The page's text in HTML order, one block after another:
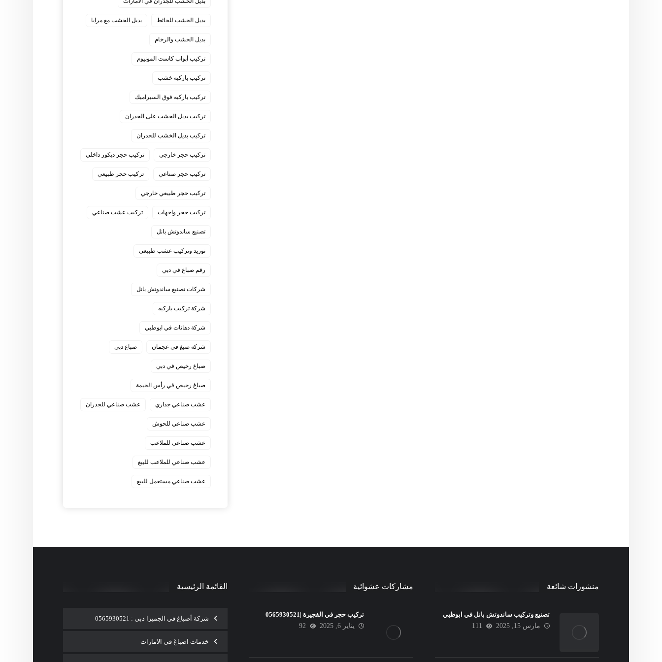
بديل الخشب للحائط بديل الخشب مع مرايا
بديل الخشب والرخام
تركيب أبواب كاست المونيوم
تركيب باركيه خشب
تركيب باركيه فوق السيراميك
تركيب بديل الخشب على الجدران
تركيب بديل الخشب للجدران
تركيب حجر خارجي تركيب حجر ديكور داخلي
تركيب حجر صناعي تركيب حجر طبيعي
تركيب حجر طبيعي خارجي
تركيب حجر واجهات تركيب عشب صناعي
تصنيع ساندوتش بانل
توريد وتركيب عشب طبيعي
رقم صباغ في دبي
شركات تصنيع ساندوتش بانل
شركة تركيب باركيه
شركة دهانات في ابوظبي
شركة صبغ في عجمان صباغ دبي
صباغ رخيص في دبي
صباغ رخيص في رأس الخيمة
عشب صناعي جداري عشب صناعي للجدران
عشب صناعي للحوش
عشب صناعي للملاعب
عشب صناعي للملاعب للبيع
عشب صناعي مستعمل للبيع
منشورات شائعة
تصنيع وتركيب ساندوتش بانل في ابوظبي
مارس 15, 2025
111
مشاركات عشوائية
تركيب حجر في الفجيرة |0565930521
يناير 6, 2025
92
القائمة الرئيسية
شركة أصباغ في الجميرا دبي : 0565930521
خدمات اصباغ في الامارات